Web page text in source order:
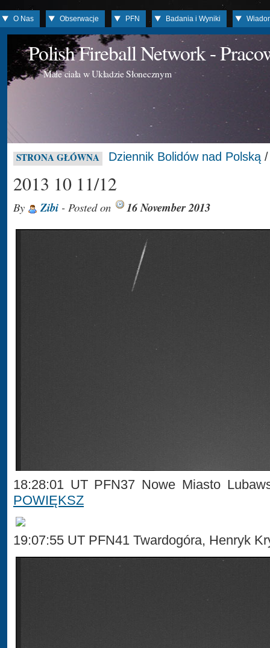
O Nas Obserwacje PFN Badania i Wyniki
Polish Fireball Network -
Małe ciała w Układzie Słonecznym
STRONA GŁÓWNA Dziennik Bolidów nad Polską
2013 10 11/12
By Zibi - Posted on 16 November 2013
18:28:01 UT PFN37 Nowe Miasto
POWIĘKSZ
19:07:55 UT PFN41 Twardogóra, Henryk